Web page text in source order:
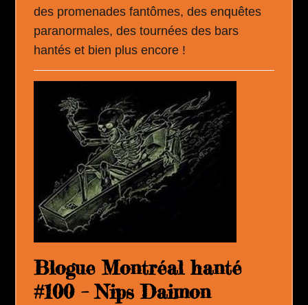
des promenades fantômes, des enquêtes
paranormales, des tournées des bars
hantés et bien plus encore !
Blogue Montréal hanté
#100 – Nips Daimon